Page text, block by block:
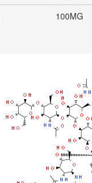
100MG